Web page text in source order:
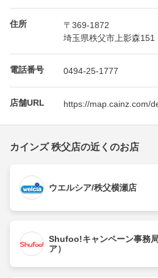
住所
〒369-1872
埼玉県秩父市上影森151
電話番号 0494-25-1777
店舗URL https://map.cainz.com/
カインズ 秩父店の近くのお店
ウエルシア/秩父横瀬店
Shufoo!キャンペーン事務
ア）